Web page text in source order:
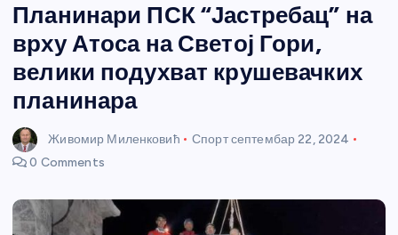
и портал
Планинари ПСК “Јастребац” на
врху Атоса на Светој Гори,
велики подухват крушевачких
планинара
Живомир Миленковић Спортсептембар 22, 2024
0 Comments